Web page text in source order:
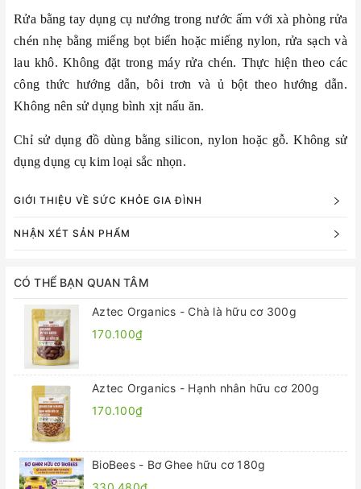
Rửa bằng tay dụng cụ nướng trong nước ấm với xà phòng rửa
chén nhẹ bằng miếng bọt biển hoặc miếng nylon, rửa sạch và
lau khô. Không đặt trong máy rửa chén. Thực hiện theo các
công thức hướng dẫn, bôi trơn và ủ bột theo hướng dẫn.
Không nên sử dụng bình xịt nấu ăn.
Chỉ sử dụng đồ dùng bằng silicon, nylon hoặc gỗ. Không sử
dụng dụng cụ kim loại sắc nhọn.
GIỚI THIỆU VỀ SỨC KHỎE GIA ĐÌNH
NHẬN XÉT SẢN PHẨM
CÓ THỂ BẠN QUAN TÂM
Aztec Organics - Chà là hữu cơ 300g
170.100₫
Aztec Organics - Hạnh nhân hữu cơ 200g
170.100₫
BioBees - Bơ Ghee hữu cơ 180g